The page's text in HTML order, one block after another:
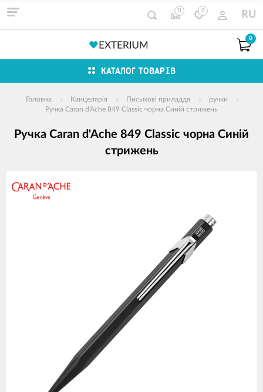
0 0 RU
0
КАТАЛОГ ТОВАРІВ
Головна Канцелярія Письмові приладдя
ручки
Ручка Caran d'Ache 849 Classic чорна Синій стрижень
Ручка Caran d'Ache 849 Classic чорна Синій
стрижень
зображення
продуктів